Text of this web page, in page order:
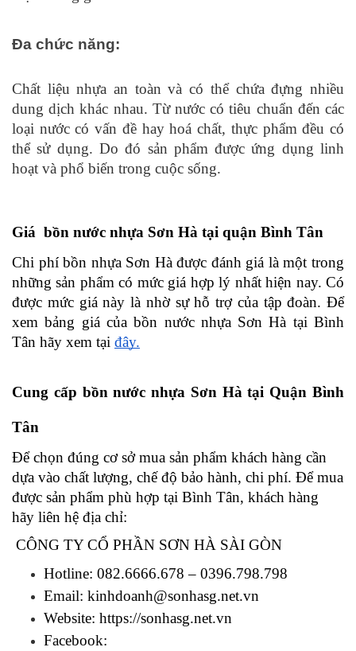
Đa chức năng:
Chất liệu nhựa an toàn và có thể chứa đựng nhiều
dung dịch khác nhau. Từ nước có tiêu chuẩn đến các
loại nước có vấn đề hay hoá chất, thực phẩm đều có
thể sử dụng. Do đó sản phẩm được ứng dụng linh
hoạt và phổ biến trong cuộc sống.
Giá  bồn nước nhựa Sơn Hà tại quận Bình Tân
Chi phí bồn nhựa Sơn Hà được đánh giá là một trong
những sản phẩm có mức giá hợp lý nhất hiện nay. Có
được mức giá này là nhờ sự hỗ trợ của tập đoàn. Để
xem bảng giá của bồn nước nhựa Sơn Hà tại Bình
Tân hãy xem tại đây.
Cung cấp bồn nước nhựa Sơn Hà tại Quận Bình
Tân
Để chọn đúng cơ sở mua sản phẩm khách hàng cần
dựa vào chất lượng, chế độ bảo hành, chi phí. Để mua
được sản phẩm phù hợp tại Bình Tân, khách hàng
hãy liên hệ địa chỉ:
CÔNG TY CỔ PHẦN SƠN HÀ SÀI GÒN
Hotline: 082.6666.678 – 0396.798.798
Email: kinhdoanh@sonhasg.net.vn
Website: https://sonhasg.net.vn